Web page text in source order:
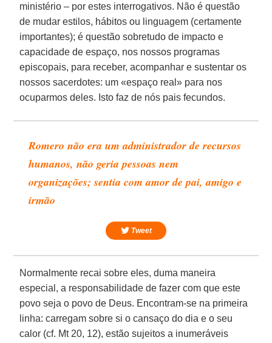
ministério – por estes interrogativos. Não é questão
de mudar estilos, hábitos ou linguagem (certamente
importantes); é questão sobretudo de impacto e
capacidade de espaço, nos nossos programas
episcopais, para receber, acompanhar e sustentar os
nossos sacerdotes: um «espaço real» para nos
ocuparmos deles. Isto faz de nós pais fecundos.
Romero não era um administrador de recursos
humanos, não geria pessoas nem
organizações; sentia com amor de pai, amigo e
irmão
Tweet
Normalmente recai sobre eles, duma maneira
especial, a responsabilidade de fazer com que este
povo seja o povo de Deus. Encontram-se na primeira
linha: carregam sobre si o cansaço do dia e o seu
calor (cf. Mt 20, 12), estão sujeitos a inumeráveis